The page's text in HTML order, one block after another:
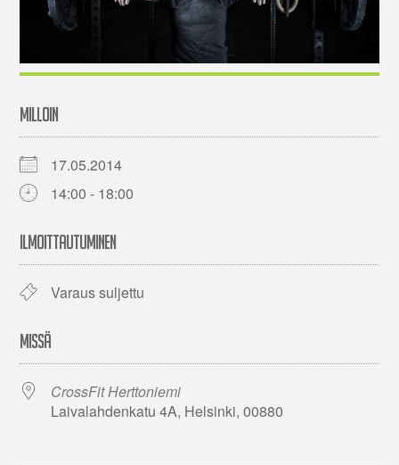
MILLOIN
17.05.2014
14:00 - 18:00
ILMOITTAUTUMINEN
Varaus suljettu
MISSÄ
CrossFit Herttoniemi
Laivalahdenkatu 4A, Helsinki, 00880